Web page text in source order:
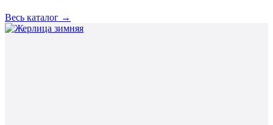
Весь каталог →